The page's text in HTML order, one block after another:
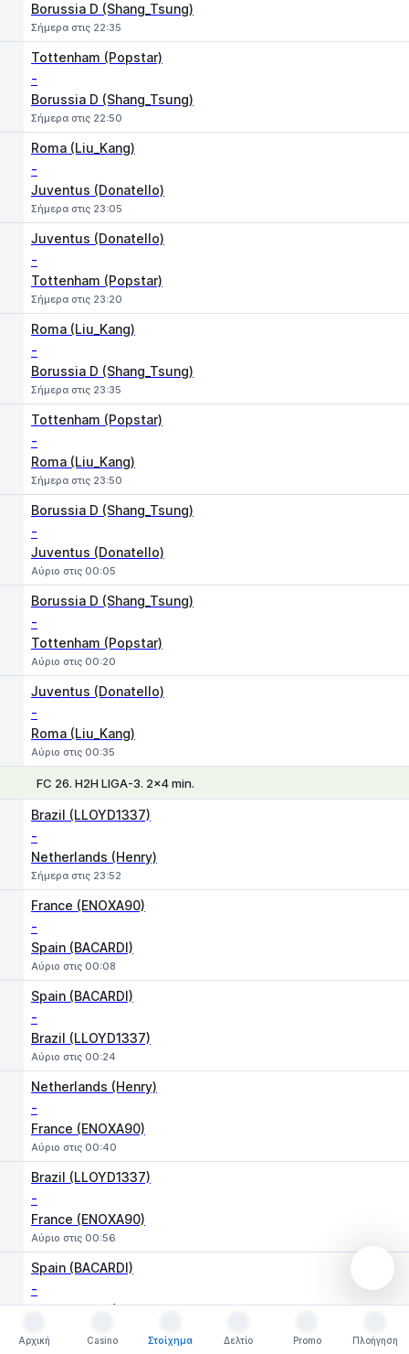
Borussia D (Shang_Tsung)
Σήμερα στις 22:35
Tottenham (Popstar)
-
Borussia D (Shang_Tsung)
Σήμερα στις 22:50
Roma (Liu_Kang)
-
Juventus (Donatello)
Σήμερα στις 23:05
Juventus (Donatello)
-
Tottenham (Popstar)
Σήμερα στις 23:20
Roma (Liu_Kang)
-
Borussia D (Shang_Tsung)
Σήμερα στις 23:35
Tottenham (Popstar)
-
Roma (Liu_Kang)
Σήμερα στις 23:50
Borussia D (Shang_Tsung)
-
Juventus (Donatello)
Αύριο στις 00:05
Borussia D (Shang_Tsung)
-
Tottenham (Popstar)
Αύριο στις 00:20
Juventus (Donatello)
-
Roma (Liu_Kang)
Αύριο στις 00:35
FC 26. H2H LIGA-3. 2x4 min.
Brazil (LLOYD1337)
-
Netherlands (Henry)
Σήμερα στις 23:52
France (ENOXA90)
-
Spain (BACARDI)
Αύριο στις 00:08
Spain (BACARDI)
-
Brazil (LLOYD1337)
Αύριο στις 00:24
Netherlands (Henry)
-
France (ENOXA90)
Αύριο στις 00:40
Brazil (LLOYD1337)
-
France (ENOXA90)
Αύριο στις 00:56
Spain (BACARDI)
-
Netherlands (Henry)
Αρχική
Casino
Στοίχημα
Δελτίο
Promo
Πλοήγηση